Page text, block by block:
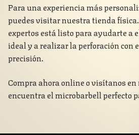
Para una experiencia más
puedes visitar nuestra tienda
expertos está listo para ayudarte a
ideal y a realizar la perforación con
precisión.
Compra ahora online o visítanos
encuentra el microbarbell perfecto